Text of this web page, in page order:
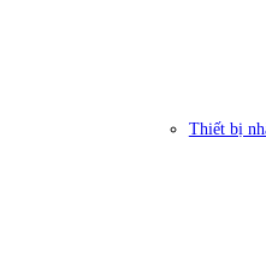
Thiết bị